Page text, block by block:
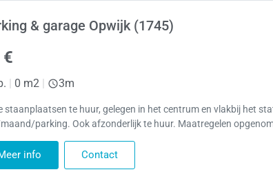
& garage Opwijk (1745)
0 m2 3m
staanplaatsen te huur, gelegen in het centrum en vlakbij het
parking. Ook afzonderlijk te huur. Maatregelen
info Contact